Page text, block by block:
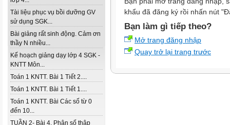
Tài liệu phục vụ bồi dưỡng GV
sử dụng SGK...
Bài giảng rất sinh động. Cảm ơn
thầy N nhiều...
Kế hoạch giảng dạy lớp 4 SGK -
KNTT Môn...
Toán 1 KNTT. Bài 1 Tiết 2....
Toán 1 KNTT. Bài 1 Tiết 1....
Toán 1 KNTT. Bài Các số từ 0
đến 10...
TUẦN 2- Bài 4. Phân số thập
khẩu đã đăng ký rồi nhấn nút
Bạn làm gì tiếp theo?
Mở trang đăng nhập
Quay trở lại trang trước